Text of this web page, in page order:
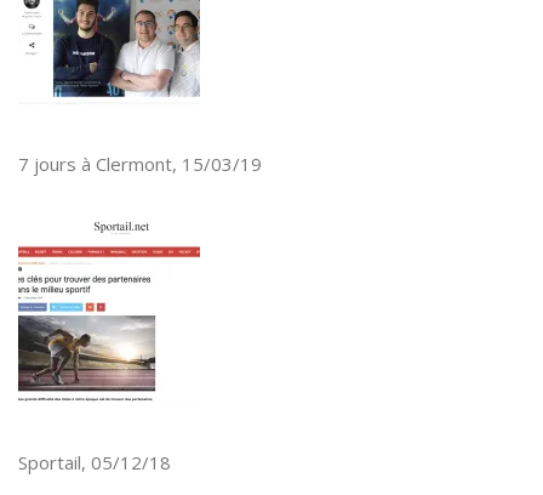
7 jours à Clermont, 15/03/19
Sportail, 05/12/18